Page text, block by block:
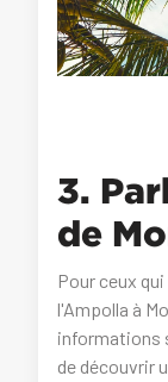
3.
de
Pour ceux
l'Ampolla à
informations
de découvrir